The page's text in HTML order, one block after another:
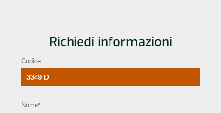
Richiedi informazioni
Codice
Nome*